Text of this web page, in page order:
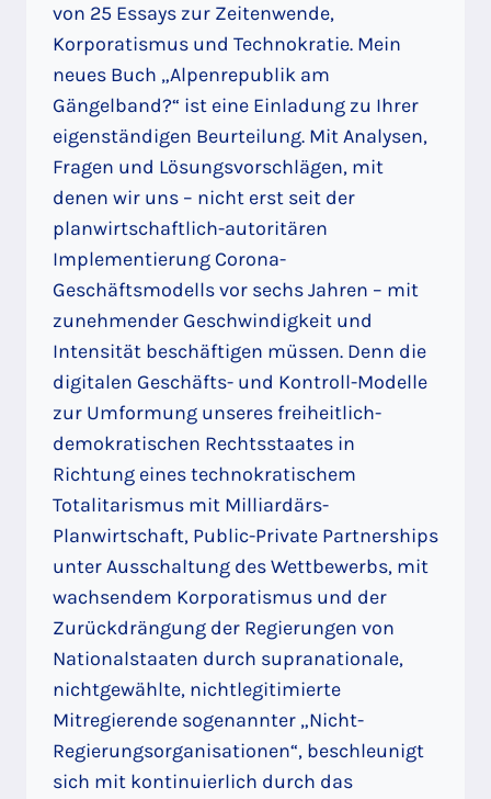
von 25 Essays zur Zeitenwende,
Korporatismus und Technokratie. Mein
neues Buch „Alpenrepublik am
Gängelband?“ ist eine Einladung zu Ihrer
eigenständigen Beurteilung. Mit Analysen,
Fragen und Lösungsvorschlägen, mit
denen wir uns – nicht erst seit der
planwirtschaftlich-autoritären
Implementierung Corona-
Geschäftsmodells vor sechs Jahren – mit
zunehmender Geschwindigkeit und
Intensität beschäftigen müssen. Denn die
digitalen Geschäfts- und Kontroll-Modelle
zur Umformung unseres freiheitlich-
demokratischen Rechtsstaates in
Richtung eines technokratischem
Totalitarismus mit Milliardärs-
Planwirtschaft, Public-Private Partnerships
unter Ausschaltung des Wettbewerbs, mit
wachsendem Korporatismus und der
Zurückdrängung der Regierungen von
Nationalstaaten durch supranationale,
nichtgewählte, nichtlegitimierte
Mitregierende sogenannter „Nicht-
Regierungsorganisationen“, beschleunigt
sich mit kontinuierlich durch das